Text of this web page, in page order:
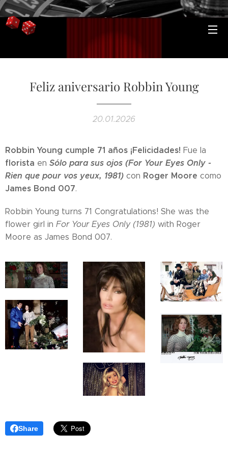
Feliz aniversario Robbin Young
20.01.2026
Robbin Young cumple 71 años ¡Felicidades! Fue la
florista en Sólo para sus ojos (For Your Eyes Only -
Rien que pour vos yeux, 1981) con Roger Moore como
James Bond 007.
Robbin Young turns 71 Congratulations! She was the
flower girl in For Your Eyes Only (1981) with Roger
Moore as James Bond 007.
Share